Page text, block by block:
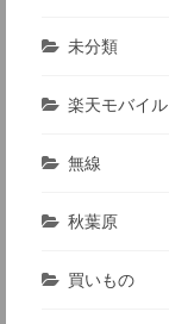
未分類
楽天モバイル
無線
秋葉原
買いもの